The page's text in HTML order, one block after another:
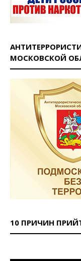
МОСКОВСКОЙ
10 ПРИЧИН